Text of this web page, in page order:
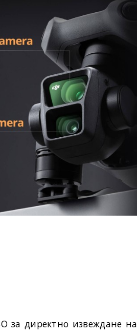
за директно извеждане на